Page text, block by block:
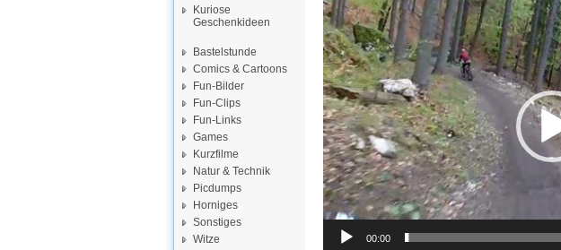
Kuriose
Geschenkideen
Bastelstunde
Comics & Cartoons
Fun-Bilder
Fun-Clips
Fun-Links
Games
Kurzfilme
Natur & Technik
Picdumps
Horniges
Sonstiges
Witze
Video-
Player
00:00